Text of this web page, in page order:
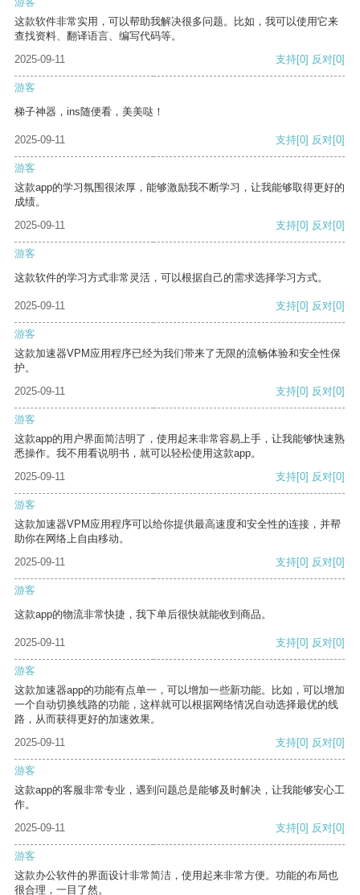
这款软件非常实用，可以帮助我解决很多问题。比如，我可以使用它来
查找资料、翻译语言、编写代码等。
2025-09-11
支持[0] 反对[0]
游客
梯子神器，ins随便看，美美哒！
2025-09-11 支持[0] 反对[0]
游客
这款app的学习氛围很浓厚，能够激励我不断学习，让我能够取得更好的
成绩。
2025-09-11
支持[0] 反对[0]
游客
这款软件的学习方式非常灵活，可以根据自己的需求选择学习方式。
2025-09-11 支持[0] 反对[0]
游客
这款加速器VPM应用程序已经为我们带来了无限的流畅体验和安全性保
护。
2025-09-11
支持[0] 反对[0]
游客
这款app的用户界面简洁明了，使用起来非常容易上手，让我能够快速熟
悉操作。我不用看说明书，就可以轻松使用这款app。
2025-09-11
支持[0] 反对[0]
游客
这款加速器VPM应用程序可以给你提供最高速度和安全性的连接，并帮
助你在网络上自由移动。
2025-09-11
支持[0] 反对[0]
游客
这款app的物流非常快捷，我下单后很快就能收到商品。
2025-09-11 支持[0] 反对[0]
游客
这款加速器app的功能有点单一，可以增加一些新功能。比如，可以增加
一个自动切换线路的功能，这样就可以根据网络情况自动选择最优的线
路，从而获得更好的加速效果。
2025-09-11
支持[0] 反对[0]
游客
这款app的客服非常专业，遇到问题总是能够及时解决，让我能够安心工
作。
2025-09-11
支持[0] 反对[0]
游客
这款办公软件的界面设计非常简洁，使用起来非常方便。功能的布局也
很合理，一目了然。